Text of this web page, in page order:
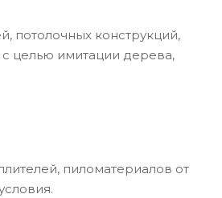
потолочных конструкций,
целью имитации дерева,
пиломатериалов от